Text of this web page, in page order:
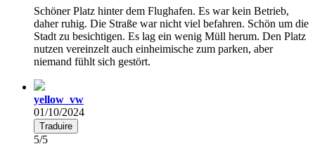
Schöner Platz hinter dem Flughafen. Es war kein Betrieb,
daher ruhig. Die Straße war nicht viel befahren. Schön um die
Stadt zu besichtigen. Es lag ein wenig Müll herum. Den Platz
nutzen vereinzelt auch einheimische zum parken, aber
niemand fühlt sich gestört.
yellow_vw
01/10/2024
Traduire
5/5